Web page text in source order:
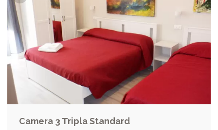
Camera 3 Tripla Standard